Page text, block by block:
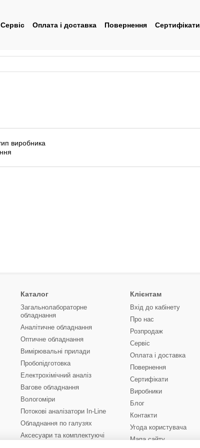
Сервіс Оплата і доставка Повернення Сертифікати
Каталог
Загальнолабораторне
обладнання
Аналітичне обладнання
Оптичне обладнання
Вимірювальні прилади
Пробопідготовка
Електрохімічний аналіз
Вагове обладнання
Вологоміри
Потокові аналізатори In-Line
Обладнання по галузях
Аксесуари та комплектуючі
Клієнтам
Вхід до кабінету
Про нас
Розпродаж
Сервіс
Оплата і доставка
Повернення
Сертифікати
Виробники
Блог
Контакти
Угода користувача
Мапа сайту